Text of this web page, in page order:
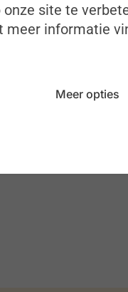
site te
meer informatie
Meer opties